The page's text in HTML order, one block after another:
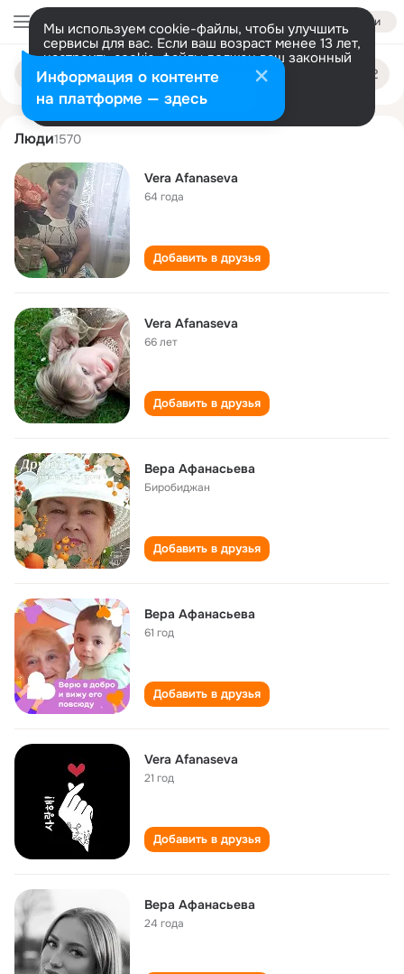
Войти
Мы используем cookie-файлы, чтобы улучшить
сервисы для вас. Если ваш возраст менее 13 лет,
настроить cookie-файлы должен ваш законный
представитель. Больше информации
Разрешить все Настроить
Поиск
людям
vera afanaseva
Люди1570
Vera Afanaseva
64 года
Добавить в друзья
Vera Afanaseva
66 лет
Добавить в друзья
Вера Афанасьева
Биробиджан
Добавить в друзья
Вера Афанасьева
61 год
Добавить в друзья
Vera Afanaseva
21 год
Добавить в друзья
Вера Афанасьева
24 года
Информация о контенте
на платформе — здесь